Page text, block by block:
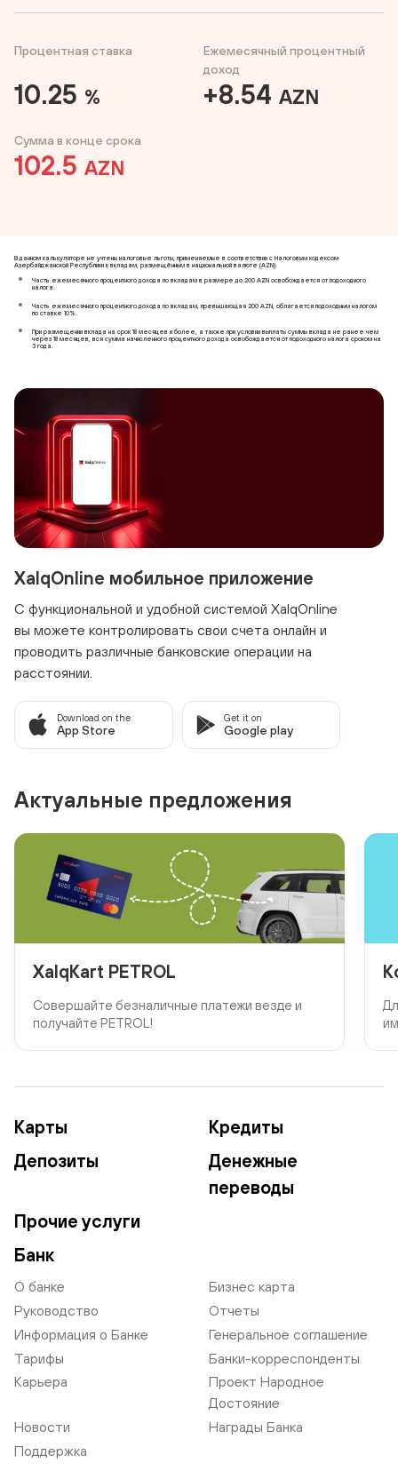
Процентная ставка
10.25 %
Ежемесячный процентный
доход
+8.54 AZN
Сумма в конце срока
102.5 AZN
В данном калькуляторе не учтены налоговые льготы, применяемые в соответствии с Налоговым кодексом
Азербайджанской Республики к вкладам, размещённым в национальной валюте (AZN).
Часть ежемесячного процентного дохода по вкладам в размере до 200 AZN освобождается от подоходного
налога.
Часть ежемесячного процентного дохода по вкладам, превышающая 200 AZN, облагается подоходным налогом
по ставке 10%.
При размещении вклада на срок 18 месяцев и более, а также при условии выплаты суммы вклада не ранее чем
через 18 месяцев, вся сумма начисленного процентного дохода освобождается от подоходного налога сроком на
3 года.
XalqOnline мобильное приложение
С функциональной и удобной системой XalqOnline
вы можете контролировать свои счета онлайн и
проводить различные банковские операции на
расстоянии.
Download on the
App Store
Get it on
Google play
Актуальные предложения
XalqKart PETROL
Совершайте безналичные платежи везде и
получайте PETROL!
Карты
Кредиты
Депозиты
Денежные
переводы
Прочие услуги
Банк
О банке
Бизнес карта
Руководство
Отчеты
Информация о Банке
Генеральное соглашение
Тарифы
Банки-корреспонденты
Карьера
Проект Народное
Достояние
Новости
Награды Банка
Поддержка